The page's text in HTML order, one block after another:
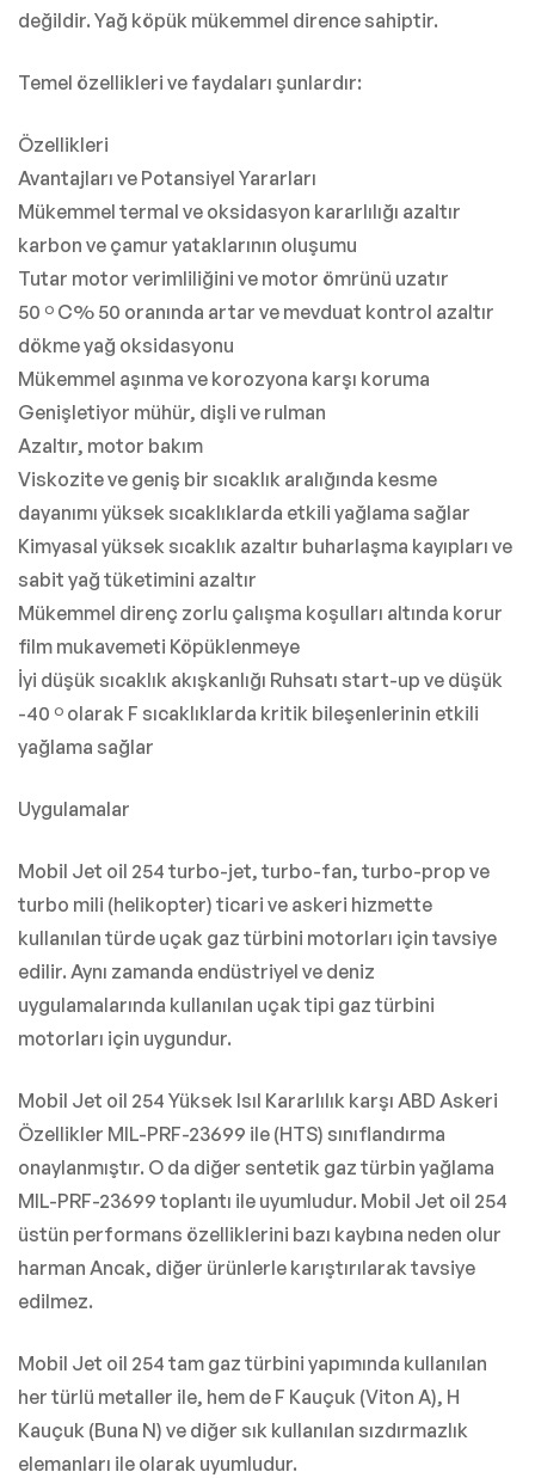
değildir. Yağ köpük mükemmel dirence sahiptir.
Temel özellikleri ve faydaları şunlardır:
Özellikleri
Avantajları ve Potansiyel Yararları
Mükemmel termal ve oksidasyon kararlılığı azaltır
karbon ve çamur yataklarının oluşumu
Tutar motor verimliliğini ve motor ömrünü uzatır
50 º C% 50 oranında artar ve mevduat kontrol azaltır
dökme yağ oksidasyonu
Mükemmel aşınma ve korozyona karşı koruma
Genişletiyor mühür, dişli ve rulman
Azaltır, motor bakım
Viskozite ve geniş bir sıcaklık aralığında kesme
dayanımı yüksek sıcaklıklarda etkili yağlama sağlar
Kimyasal yüksek sıcaklık azaltır buharlaşma kayıpları ve
sabit yağ tüketimini azaltır
Mükemmel direnç zorlu çalışma koşulları altında korur
film mukavemeti Köpüklenmeye
İyi düşük sıcaklık akışkanlığı Ruhsatı start-up ve düşük
-40 º olarak F sıcaklıklarda kritik bileşenlerinin etkili
yağlama sağlar
Uygulamalar
Mobil Jet oil 254 turbo-jet, turbo-fan, turbo-prop ve
turbo mili (helikopter) ticari ve askeri hizmette
kullanılan türde uçak gaz türbini motorları için tavsiye
edilir. Aynı zamanda endüstriyel ve deniz
uygulamalarında kullanılan uçak tipi gaz türbini
motorları için uygundur.
Mobil Jet oil 254 Yüksek Isıl Kararlılık karşı ABD Askeri
Özellikler MIL-PRF-23699 ile (HTS) sınıflandırma
onaylanmıştır. O da diğer sentetik gaz türbin yağlama
MIL-PRF-23699 toplantı ile uyumludur. Mobil Jet oil 254
üstün performans özelliklerini bazı kaybına neden olur
harman Ancak, diğer ürünlerle karıştırılarak tavsiye
edilmez.
Mobil Jet oil 254 tam gaz türbini yapımında kullanılan
her türlü metaller ile, hem de F Kauçuk (Viton A), H
Kauçuk (Buna N) ve diğer sık kullanılan sızdırmazlık
elemanları ile olarak uyumludur.